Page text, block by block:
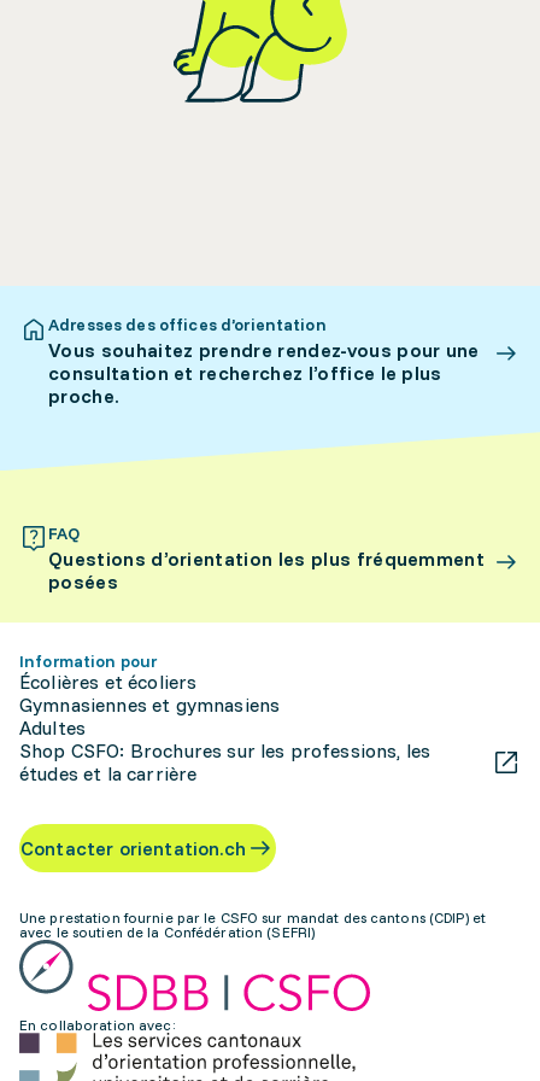
Adresses des offices d’orientation
Vous souhaitez prendre rendez-vous pour une
consultation et recherchez l’office le plus
proche.
FAQ
Questions d’orientation les plus fréquemment
posées
Information pour
Écolières et écoliers
Gymnasiennes et gymnasiens
Adultes
Shop CSFO: Brochures sur les professions, les
études et la carrière
Contacter orientation.ch
Une prestation fournie par le CSFO sur mandat des cantons (CDIP) et
avec le soutien de la Confédération (SEFRI)
En collaboration avec: